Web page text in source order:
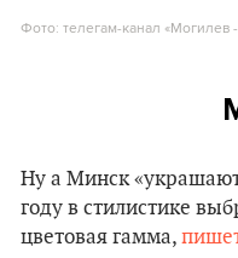
Фото: телегам-канал «Могилев
Ну а Минск
году в стилистике
цветовая гамма,